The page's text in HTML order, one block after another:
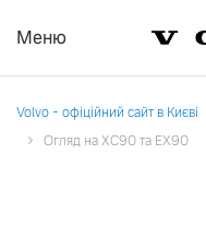
Меню
Volvo - офіційний сайт в Києві
Огляд на XC90 та EX90